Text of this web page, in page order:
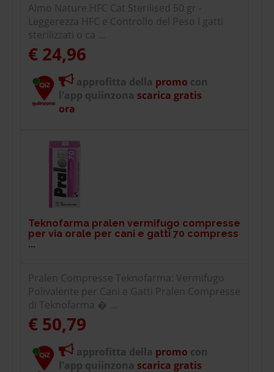
Almo Nature HFC Cat Sterilised 50 gr -
Leggerezza HFC e Controllo del Peso I gatti
sterilizzati o ca ...
€ 24,96
approfitta della promo con
l'app quiinzona scarica gratis
ora
Teknofarma pralen vermifugo compresse
per via orale per cani e gatti 70 compress
...
Pralen Compresse Teknofarma: Vermifugo
Polivalente per Cani e Gatti Pralen Compresse
di Teknofarma � ...
€ 50,79
approfitta della promo con
l'app quiinzona scarica gratis